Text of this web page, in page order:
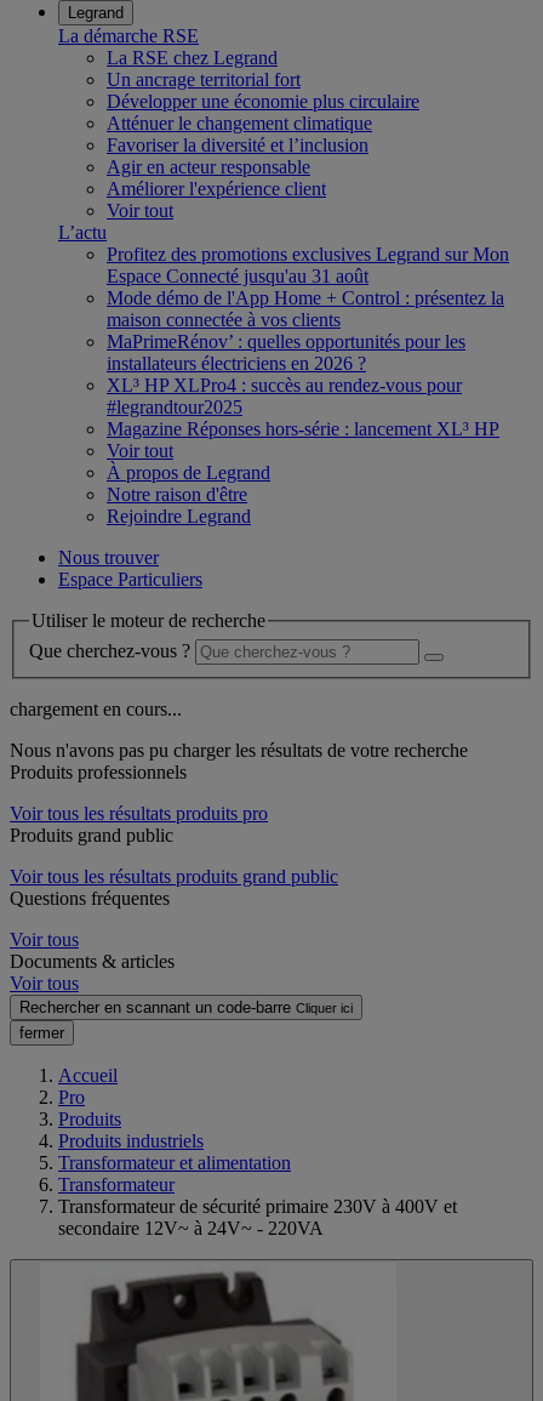
Legrand
La démarche RSE
La RSE chez Legrand
Un ancrage territorial fort
Développer une économie plus circulaire
Atténuer le changement climatique
Favoriser la diversité et l’inclusion
Agir en acteur responsable
Améliorer l'expérience client
Voir tout
L’actu
Profitez des promotions exclusives Legrand sur Mon
Espace Connecté jusqu'au 31 août
Mode démo de l'App Home + Control : présentez la
maison connectée à vos clients
MaPrimeRénov’ : quelles opportunités pour les
installateurs électriciens en 2026 ?
XL³ HP XLPro4 : succès au rendez-vous pour
#legrandtour2025
Magazine Réponses hors-série : lancement XL³ HP
Voir tout
À propos de Legrand
Notre raison d'être
Rejoindre Legrand
Nous trouver
Espace Particuliers
Utiliser le moteur de recherche
Que cherchez-vous ?
chargement en cours...
Nous n'avons pas pu charger les résultats de votre recherche
Produits professionnels
Voir tous les résultats produits pro
Produits grand public
Voir tous les résultats produits grand public
Questions fréquentes
Voir tous
Documents & articles
Voir tous
Rechercher en scannant un code-barre Cliquer ici
fermer
Accueil
Pro
Produits
Produits industriels
Transformateur et alimentation
Transformateur
Transformateur de sécurité primaire 230V à 400V et
secondaire 12V~ à 24V~ - 220VA